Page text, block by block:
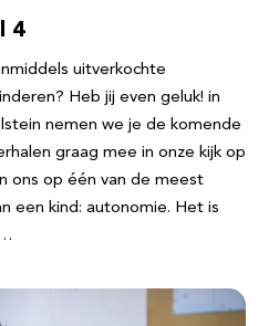
4
uitverkochte
Heb jij even geluk! in
nemen we je de komende
graag mee in onze kijk op
ons op één van de meest
een kind: autonomie. Het is